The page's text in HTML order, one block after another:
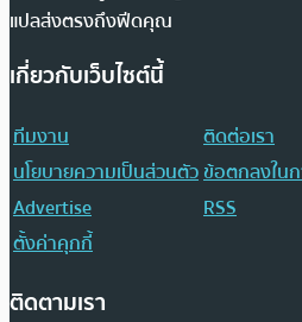
แปลส่งตรงถึงฟีดคุณ
เกี่ยวกับเว็บไซต์นี้
ทีมงาน
ติดต่อเรา
นโยบายความเป็นส่วนตัวข้อตกลงใน
Advertise
RSS
ตั้งค่าคุกกี้
ติดตามเรา